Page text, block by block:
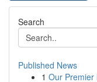
Search
Published News
1 Our Premier